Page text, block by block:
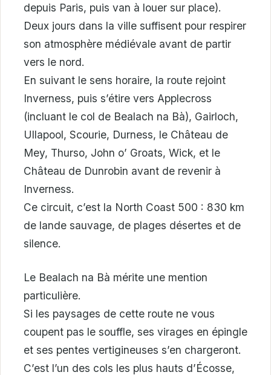
depuis Paris, puis van à louer sur place).
Deux jours dans la ville suffisent pour respirer
son atmosphère médiévale avant de partir
vers le nord.
En suivant le sens horaire, la route rejoint
Inverness, puis s’étire vers Applecross
(incluant le col de Bealach na Bà), Gairloch,
Ullapool, Scourie, Durness, le Château de
Mey, Thurso, John o’ Groats, Wick, et le
Château de Dunrobin avant de revenir à
Inverness.
Ce circuit, c’est la North Coast 500 : 830 km
de lande sauvage, de plages désertes et de
silence.
Le Bealach na Bà mérite une mention
particulière.
Si les paysages de cette route ne vous
coupent pas le souffle, ses virages en épingle
et ses pentes vertigineuses s’en chargeront.
C’est l’un des cols les plus hauts d’Écosse,